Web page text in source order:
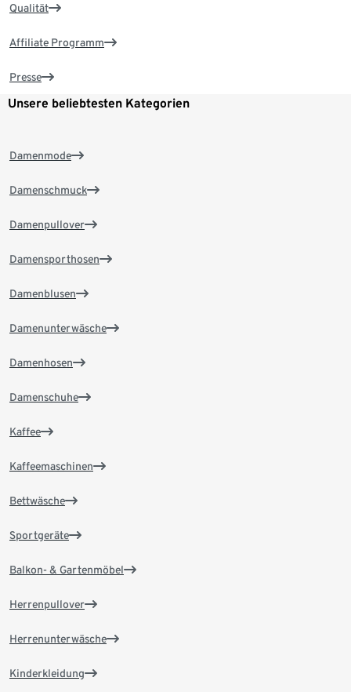
Qualität
Affiliate Programm
Presse
Unsere beliebtesten Kategorien
Damenmode
Damenschmuck
Damenpullover
Damensporthosen
Damenblusen
Damenunterwäsche
Damenhosen
Damenschuhe
Kaffee
Kaffeemaschinen
Bettwäsche
Sportgeräte
Balkon- & Gartenmöbel
Herrenpullover
Herrenunterwäsche
Kinderkleidung